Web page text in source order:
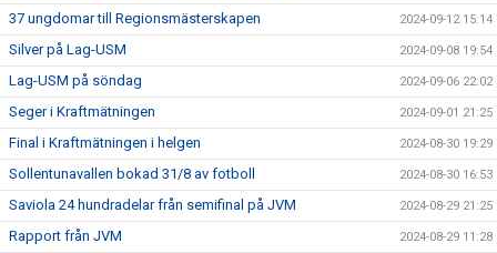
37 ungdomar till Regionsmästerskapen 2024-09-12 15:14
Silver på Lag-USM 2024-09-08 19:54
Lag-USM på söndag 2024-09-06 22:02
Seger i Kraftmätningen 2024-09-01 21:25
Final i Kraftmätningen i helgen 2024-08-30 19:29
Sollentunavallen bokad 31/8 av fotboll 2024-08-30 16:53
Saviola 24 hundradelar från semifinal på JVM 2024-08-29 21:25
Rapport från JVM 2024-08-29 11:28